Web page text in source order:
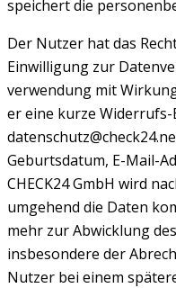
speichert die
Der Nutzer hat das
Einwilligung zur
verwendung mit
er eine kurze Widerrufs-
Geburtsdatum, E-Mail-
CHECK24 GmbH wird
umgehend die Daten
mehr zur Abwicklung
insbesondere der
Nutzer bei einem